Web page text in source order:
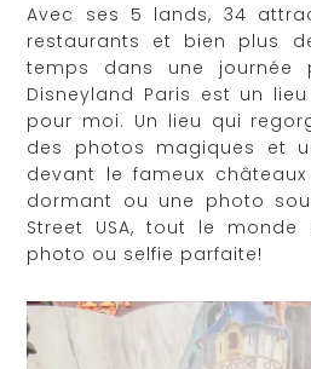
Avec ses 5 lands, 34
restaurants et bien plus
temps dans une journée
Disneyland Paris est un
pour moi. Un lieu qui
des photos magiques et
devant le fameux
dormant ou une photo
Street USA, tout le
photo ou selfie parfaite!